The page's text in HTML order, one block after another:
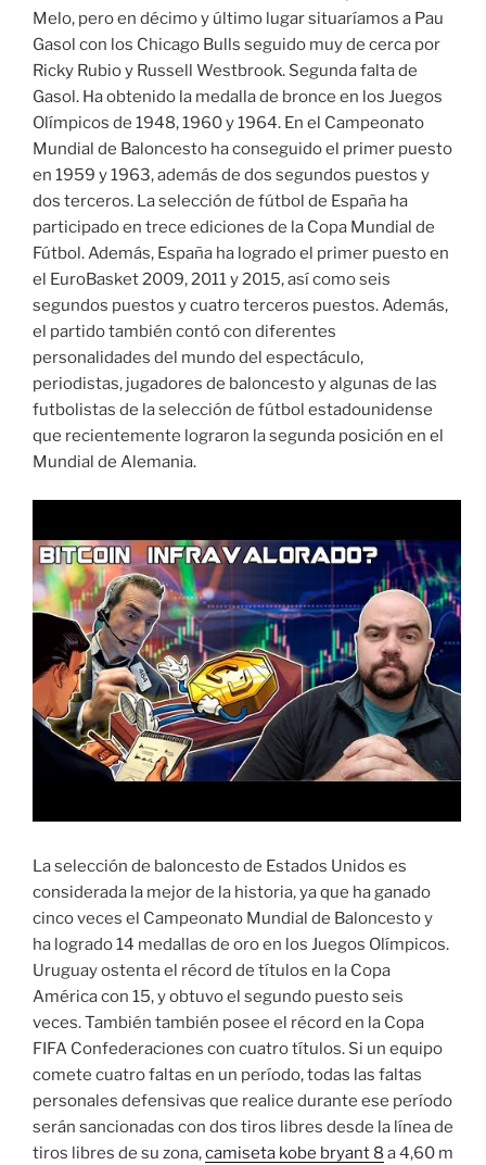
Melo, pero en décimo y último lugar situaríamos a Pau
Gasol con los Chicago Bulls seguido muy de cerca por
Ricky Rubio y Russell Westbrook. Segunda falta de
Gasol. Ha obtenido la medalla de bronce en los Juegos
Olímpicos de 1948, 1960 y 1964. En el Campeonato
Mundial de Baloncesto ha conseguido el primer puesto
en 1959 y 1963, además de dos segundos puestos y
dos terceros. La selección de fútbol de España ha
participado en trece ediciones de la Copa Mundial de
Fútbol. Además, España ha logrado el primer puesto en
el EuroBasket 2009, 2011 y 2015, así como seis
segundos puestos y cuatro terceros puestos. Además,
el partido también contó con diferentes
personalidades del mundo del espectáculo,
periodistas, jugadores de baloncesto y algunas de las
futbolistas de la selección de fútbol estadounidense
que recientemente lograron la segunda posición en el
Mundial de Alemania.
La selección de baloncesto de Estados Unidos es
considerada la mejor de la historia, ya que ha ganado
cinco veces el Campeonato Mundial de Baloncesto y
ha logrado 14 medallas de oro en los Juegos Olímpicos.
Uruguay ostenta el récord de títulos en la Copa
América con 15, y obtuvo el segundo puesto seis
veces. También también posee el récord en la Copa
FIFA Confederaciones con cuatro títulos. Si un equipo
comete cuatro faltas en un período, todas las faltas
personales defensivas que realice durante ese período
serán sancionadas con dos tiros libres desde la línea de
tiros libres de su zona,camiseta kobe bryant 8 a 4,60 m